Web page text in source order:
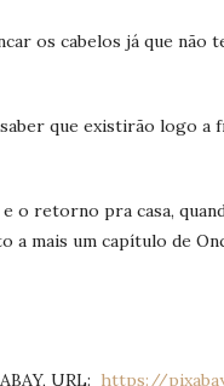
os cabelos já que não
que existirão logo a
o retorno pra casa,
a mais um capítulo de
URL: https://